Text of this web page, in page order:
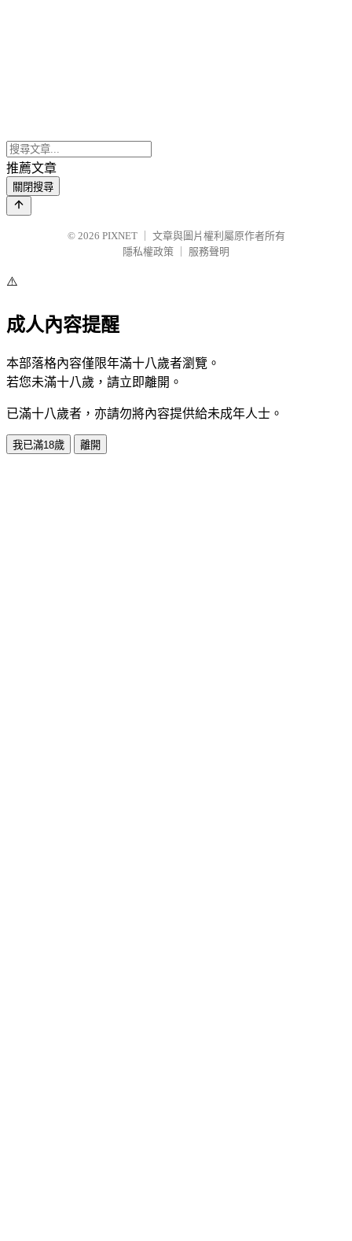
推薦文章
關閉搜尋
© 2026 PIXNET
文章與圖片權利屬原作者所有
隱私權政策
服務聲明
⚠️
成人內容提醒
本部落格內容僅限年滿十八歲者瀏覽。
若您未滿十八歲，請立即離開。
已滿十八歲者，亦請勿將內容提供給未成年人士。
我已滿18歲 離開